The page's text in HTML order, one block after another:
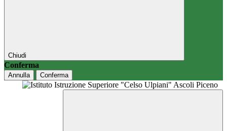
Chiudi
Conferma
Annulla Conferma